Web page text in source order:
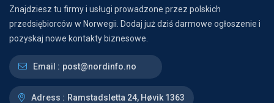
Znajdziesz tu firmy i usługi prowadzone przez polskich
przedsiębiorców w Norwegii. Dodaj już dziś darmowe ogłoszenie i
pozyskaj nowe kontakty biznesowe.
Email : post@nordinfo.no
Adress : Ramstadsletta 24, Høvik 1363